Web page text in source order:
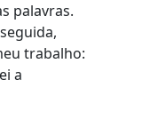
palavras.
trabalho:
a